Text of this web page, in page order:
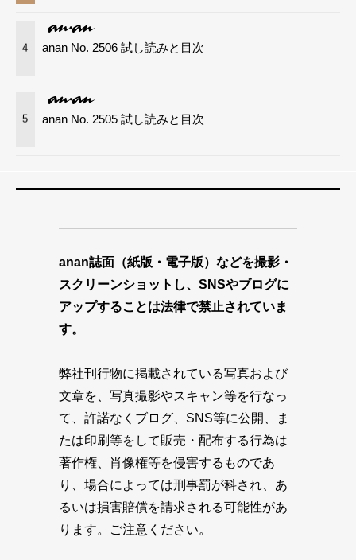
4 anan No. 2506 試し読みと目次
5 anan No. 2505 試し読みと目次
anan誌面（紙版・電子版）などを撮影・
スクリーンショットし、SNSやブログに
アップすることは法律で禁止されていま
す。
弊社刊行物に掲載されている写真および
文章を、写真撮影やスキャン等を行なっ
て、許諾なくブログ、SNS等に公開、ま
たは印刷等をして販売・配布する行為は
著作権、肖像権等を侵害するものであ
り、場合によっては刑事罰が科され、あ
るいは損害賠償を請求される可能性があ
ります。ご注意ください。